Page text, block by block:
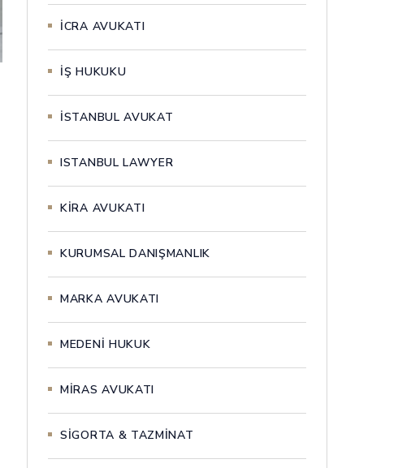
İCRA AVUKATI
İŞ HUKUKU
İSTANBUL AVUKAT
ISTANBUL LAWYER
KİRA AVUKATI
KURUMSAL DANIŞMANLIK
MARKA AVUKATI
MEDENİ HUKUK
MİRAS AVUKATI
SİGORTA & TAZMİNAT